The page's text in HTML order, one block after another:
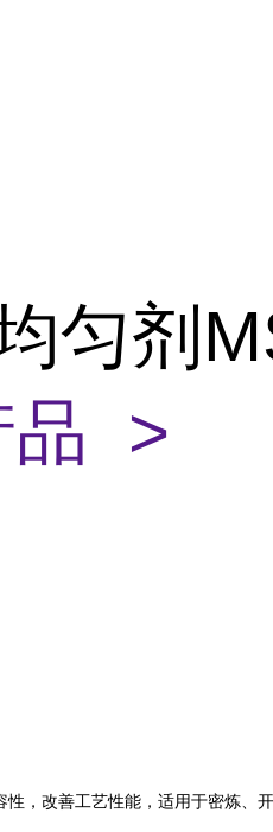
匀剂
品 >
，改善工艺性能，适用于密炼、